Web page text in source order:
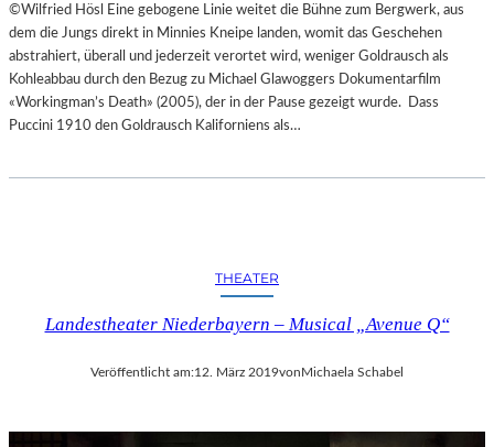
©Wilfried Hösl Eine gebogene Linie weitet die Bühne zum Bergwerk, aus
dem die Jungs direkt in Minnies Kneipe landen, womit das Geschehen
abstrahiert, überall und jederzeit verortet wird, weniger Goldrausch als
Kohleabbau durch den Bezug zu Michael Glawoggers Dokumentarfilm
«Workingman’s Death» (2005), der in der Pause gezeigt wurde. Dass
Puccini 1910 den Goldrausch Kaliforniens als…
THEATER
Landestheater Niederbayern – Musical „Avenue Q“
Veröffentlicht am:12. März 2019vonMichaela Schabel